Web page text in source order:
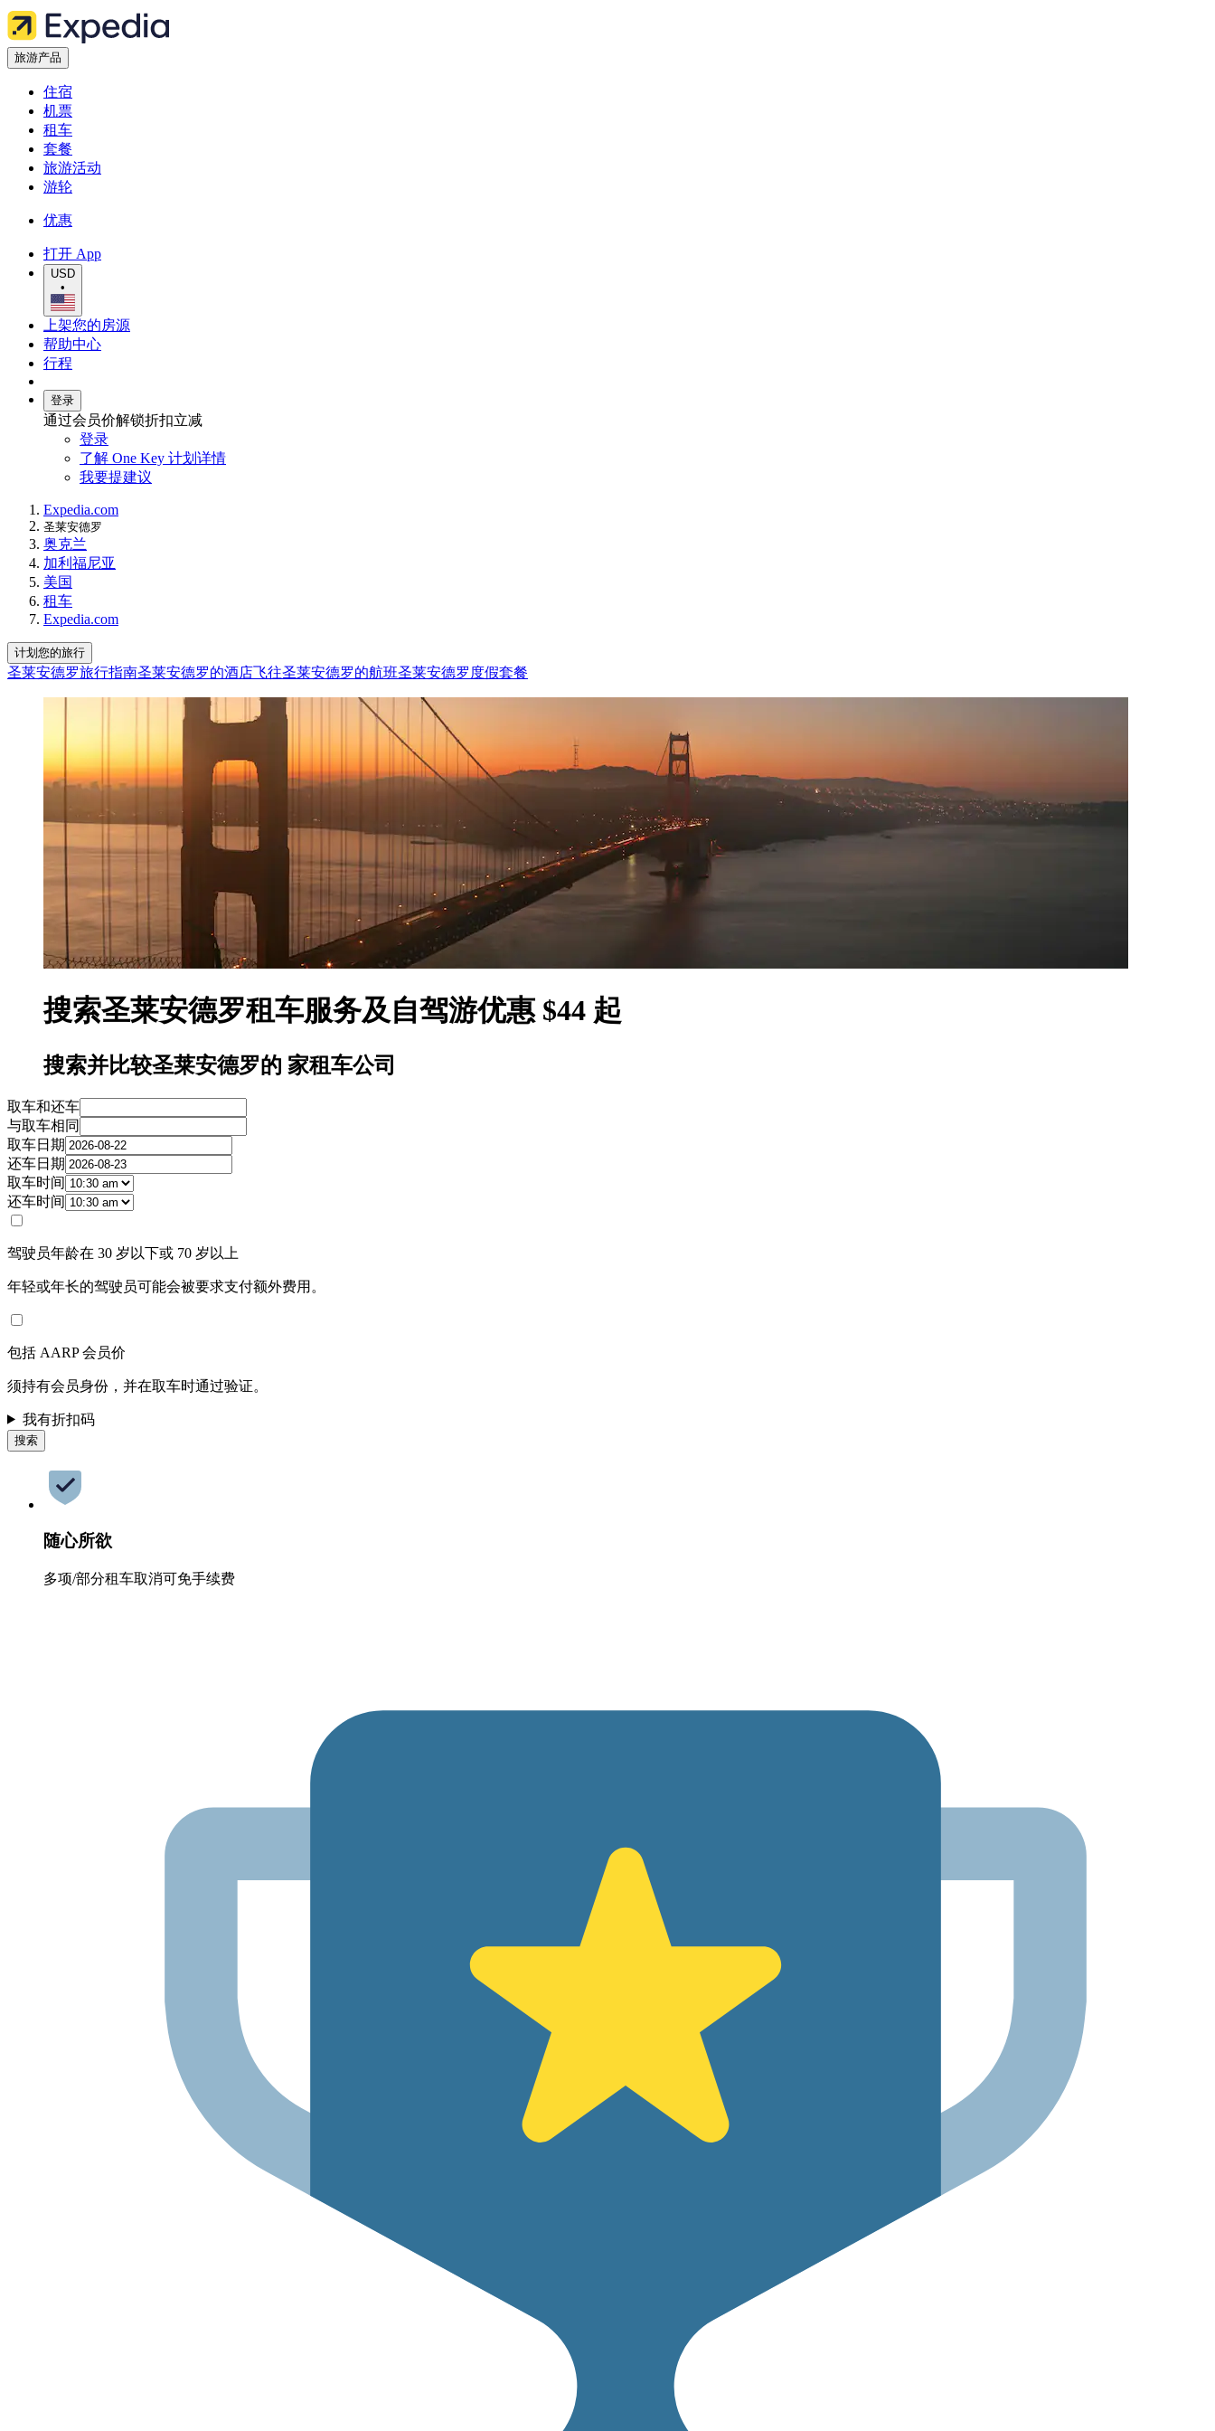
旅游产品
住宿
机票
租车
套餐
旅游活动
游轮
优惠
打开 App
USD
•
上架您的房源
帮助中心
行程
登录
通过会员价解锁折扣立减
登录
了解 One Key 计划详情
我要提建议
Expedia.com
圣莱安德罗
奥克兰
加利福尼亚
美国
租车
Expedia.com
计划您的旅行
圣莱安德罗旅行指南圣莱安德罗的酒店飞往圣莱安德罗的航班圣莱安德罗度假套餐
搜索圣莱安德罗租车服务及自驾游优惠 $44 起
搜索并比较圣莱安德罗的 家租车公司
取车和还车
与取车相同
取车日期
还车日期
取车时间
还车时间
驾驶员年龄在 30 岁以下或 70 岁以上
年轻或年长的驾驶员可能会被要求支付额外费用。
包括 AARP 会员价
须持有会员身份，并在取车时通过验证。
我有折扣码
搜索
随心所欲
多项/部分租车取消可免手续费